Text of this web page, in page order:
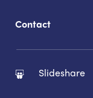
Contact
Slideshare